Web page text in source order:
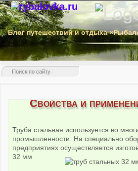
Блог путешествий и отдыха
Свойства и
Труба стальная используется во
промышленности. На специально
предприятиях осуществляется
32 мм